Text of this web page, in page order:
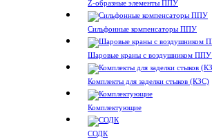
Z-образные элементы ППУ
Сильфонные компенсаторы ППУ
Шаровые краны с воздушником ППУ
Комплекты для заделки стыков (КЗС)
Комплектующие
СОДК